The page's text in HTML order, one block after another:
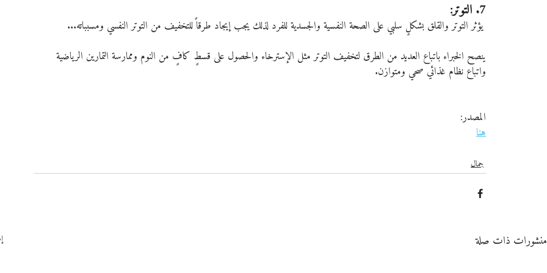
7. التوتر:
يؤثر التوتر والقلق بشكلٍ سلبي على الصحة النفسية والجسدية للفرد لذلك يجب إيجاد طرقاً للتخفيف من التوتر النفسي ومسبباته...
ينصح الخبراء باتباع العديد من الطرق لتخفيف التوتر مثل الإسترخاء والحصول على قسطٍ كافٍ من النوم وممارسة التمارين الرياضية
واتباع نظام غذائي صحي ومتوازن.
المصدر:
هنا
جمال
منشورات ذات صلة